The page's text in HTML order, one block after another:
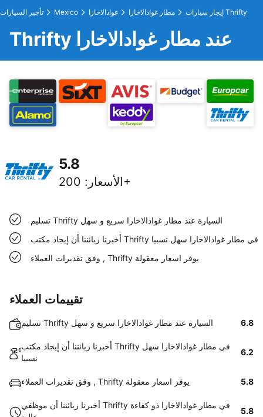
تأجير السيارات Mexico غواذالاخارا مطار غوادالاخارا إيجار سيارات Thrifty
Thrifty عند مطار غوادالاخارا
5.8
الأسعار : 200+
تسليم Thrifty السيارة عند مطار غوادالاخارا سريع و سهل
أخبرنا زبائننا أن إيجاد مكتب Thrifty في مطار غوادالاخارا سهل نسبيا
وفق تقديرات العملاء , Thrifty يوفر اسعار معقولة
تقييمات العملاء
تسليم Thrifty السيارة عند مطار غوادالاخارا سريع و سهل 6.8
أخبرنا زبائننا أن إيجاد مكتب Thrifty في مطار غوادالاخارا سهل
نسبيا
6.2
وفق تقديرات العملاء , Thrifty يوفر اسعار معقولة 5.8
أخبرنا زبائننا أن موظفي Thrifty في مطار غوادالاخارا ذو كفاءة
5.8